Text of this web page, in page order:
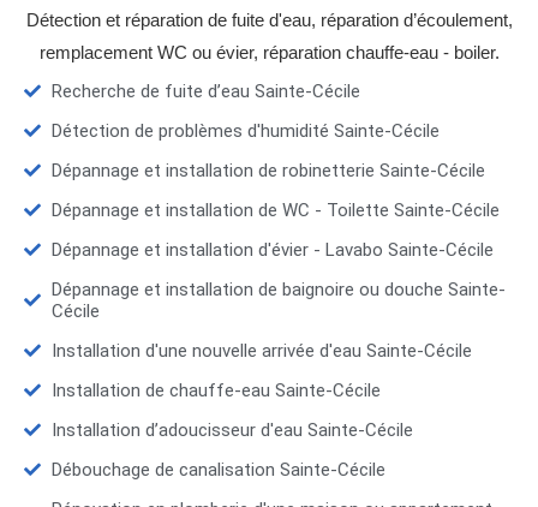
Détection et réparation de fuite d'eau, réparation d’écoulement,
remplacement WC ou évier, réparation chauffe-eau - boiler.
Recherche de fuite d’eau Sainte-Cécile
Détection de problèmes d'humidité Sainte-Cécile
Dépannage et installation de robinetterie Sainte-Cécile
Dépannage et installation de WC - Toilette Sainte-Cécile
Dépannage et installation d'évier - Lavabo Sainte-Cécile
Dépannage et installation de baignoire ou douche Sainte-
Cécile
Installation d'une nouvelle arrivée d'eau Sainte-Cécile
Installation de chauffe-eau Sainte-Cécile
Installation d’adoucisseur d'eau Sainte-Cécile
Débouchage de canalisation Sainte-Cécile